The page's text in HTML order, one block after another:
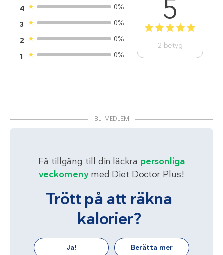
4
0%
3
0%
2
0%
1
0%
5
1 2 3 4 5
2 betyg
BLI MEDLEM
Få tillgång till din läckra personliga
veckomenymed Diet Doctor Plus!
Trött på att räkna
kalorier?
Ja! Berätta mer